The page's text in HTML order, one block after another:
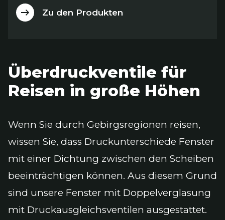
Zu den Produkten
Überdruckventile für
Reisen in große Höhen
Wenn Sie durch Gebirgsregionen reisen,
wissen Sie, dass Druckunterschiede Fenster
mit einer Dichtung zwischen den Scheiben
beeinträchtigen können. Aus diesem Grund
sind unsere Fenster mit Doppelverglasung
mit Druckausgleichsventilen ausgestattet.